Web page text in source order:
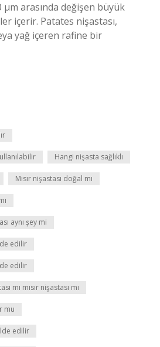
arasında değişen büyük
içerir. Patates nişastası,
yağ içeren rafine bir
Hangi nişasta sağlıklı
Mısır nişastası doğal mı
aynı şey mi
edilir
edilir
mı mısır nişastası mı
mu
edilir